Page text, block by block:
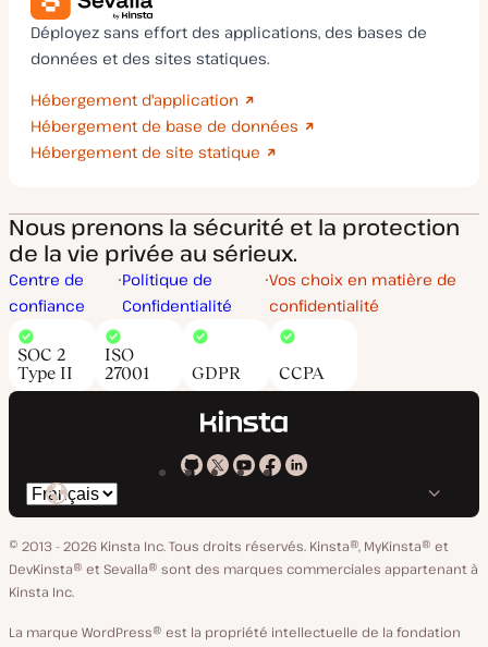
Déployez sans effort des applications, des bases de
données et des sites statiques.
Hébergement d'application
Hébergement de base de données
Hébergement de site statique
Nous prenons la sécurité et la protection
de la vie privée au sérieux.
Centre de
confiance
Politique de
Confidentialité
Vos choix en matière de
confidentialité
SOC 2
Type II
ISO
27001
GDPR CCPA
Kinsta
GitHub
Kinsta
X
Kinsta
YouTube
Kinsta
Facebook
Kinsta
LinkedIn
Changer
de
langue
© 2013 - 2026 Kinsta Inc. Tous droits réservés. Kinsta®, MyKinsta® et
DevKinsta® et Sevalla® sont des marques commerciales appartenant à
Kinsta Inc.
La marque WordPress® est la propriété intellectuelle de la fondation